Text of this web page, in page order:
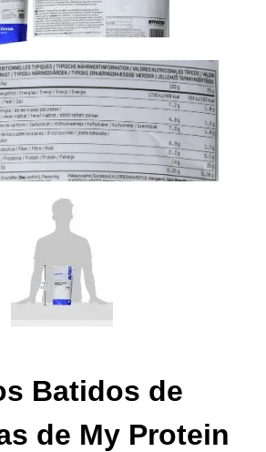
Batidos de
de My Protein